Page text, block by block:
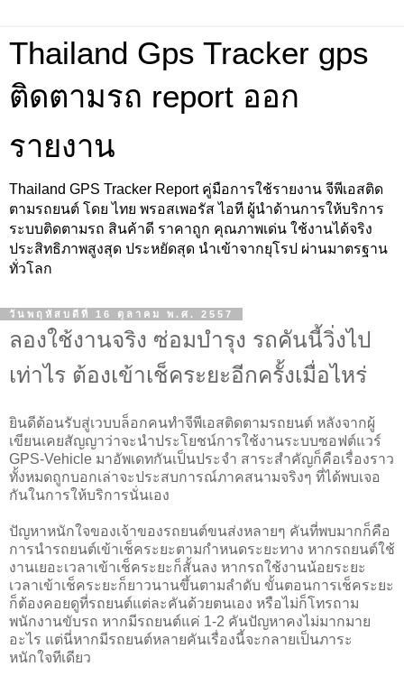
Thailand Gps Tracker gps
ติดตามรถ report ออก
รายงาน
Thailand GPS Tracker Report คู่มือการใช้รายงาน จีพีเอสติด
ตามรถยนต์ โดย ไทย พรอสเพอรัส ไอที ผู้นำด้านการให้บริการ
ระบบติดตามรถ สินค้าดี ราคาถูก คุณภาพเด่น ใช้งานได้จริง
ประสิทธิภาพสูงสุด ประหยัดสุด นำเข้าจากยุโรป ผ่านมาตรฐาน
ทั่วโลก
วันพฤหัสบดีที่ 16 ตุลาคม พ.ศ. 2557
ลองใช้งานจริง ซ่อมบำรุง รถคันนี้วิ่งไป
เท่าไร ต้องเข้าเช็คระยะอีกครั้งเมื่อไหร่
ยินดีต้อนรับสู่เวบบล็อกคนทำจีพีเอสติดตามรถยนต์ หลังจากผู้
เขียนเคยสัญญาว่าจะนำประโยชน์การใช้งานระบบซอฟต์แวร์
GPS-Vehicle มาอัพเดทกันเป็นประจำ สาระสำคัญก็คือเรื่องราว
ทั้งหมดถูกบอกเล่าจะประสบการณ์ภาคสนามจริงๆ ที่ได้พบเจอ
กันในการให้บริการนั่นเอง
ปัญหาหนักใจของเจ้าของรถยนต์ขนส่งหลายๆ คันที่พบมากก็คือ
การนำรถยนต์เข้าเช็คระยะตามกำหนดระยะทาง หากรถยนต์ใช้
งานเยอะเวลาเข้าเช็คระยะก็สั้นลง หากรถใช้งานน้อยระยะ
เวลาเข้าเช็คระยะก็ยาวนานขึ้นตามลำดับ ขั้นตอนการเช็คระยะ
ก็ต้องคอยดูที่รถยนต์แต่ละคันด้วยตนเอง หรือไม่ก็โทรถาม
พนักงานขับรถ หากมีรถยนต์แค่ 1-2 คันปัญหาคงไม่มากมาย
อะไร แต่นี่หากมีรถยนต์หลายคันเรื่องนี้จะกลายเป็นภาระ
หนักใจทีเดียว